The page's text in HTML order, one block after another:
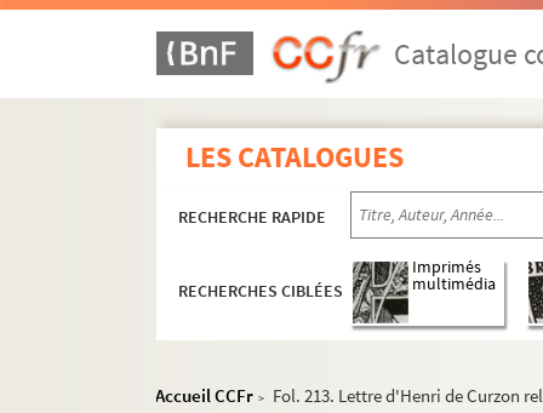
Catalogue
LES CATALOGUES
RECHERCHE RAPIDE
RECHERCHES CIBLÉES
Imprimés
multimédia
Accueil CCFr > Fol. 213. Lettre d'Henri de Curzon